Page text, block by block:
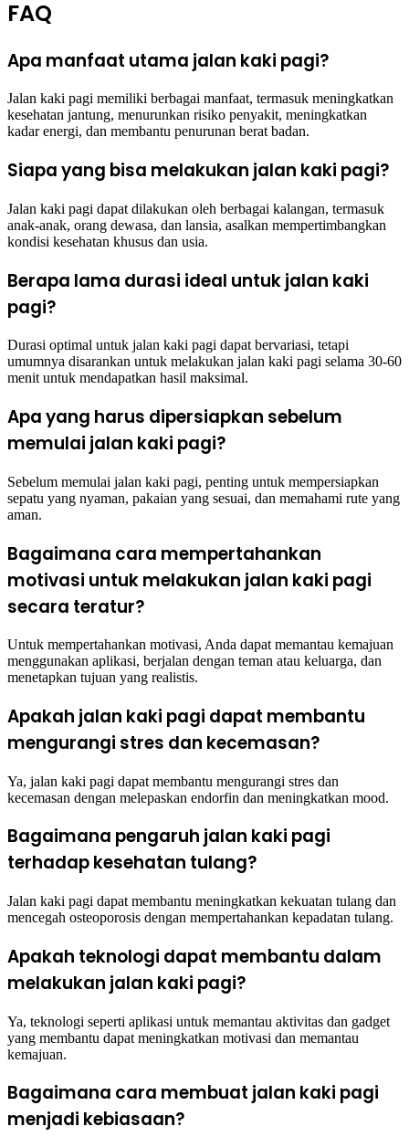
FAQ
Apa manfaat utama jalan kaki pagi?
Jalan kaki pagi memiliki berbagai manfaat, termasuk meningkatkan
kesehatan jantung, menurunkan risiko penyakit, meningkatkan
kadar energi, dan membantu penurunan berat badan.
Siapa yang bisa melakukan jalan kaki pagi?
Jalan kaki pagi dapat dilakukan oleh berbagai kalangan, termasuk
anak-anak, orang dewasa, dan lansia, asalkan mempertimbangkan
kondisi kesehatan khusus dan usia.
Berapa lama durasi ideal untuk jalan kaki
pagi?
Durasi optimal untuk jalan kaki pagi dapat bervariasi, tetapi
umumnya disarankan untuk melakukan jalan kaki pagi selama 30-60
menit untuk mendapatkan hasil maksimal.
Apa yang harus dipersiapkan sebelum
memulai jalan kaki pagi?
Sebelum memulai jalan kaki pagi, penting untuk mempersiapkan
sepatu yang nyaman, pakaian yang sesuai, dan memahami rute yang
aman.
Bagaimana cara mempertahankan
motivasi untuk melakukan jalan kaki pagi
secara teratur?
Untuk mempertahankan motivasi, Anda dapat memantau kemajuan
menggunakan aplikasi, berjalan dengan teman atau keluarga, dan
menetapkan tujuan yang realistis.
Apakah jalan kaki pagi dapat membantu
mengurangi stres dan kecemasan?
Ya, jalan kaki pagi dapat membantu mengurangi stres dan
kecemasan dengan melepaskan endorfin dan meningkatkan mood.
Bagaimana pengaruh jalan kaki pagi
terhadap kesehatan tulang?
Jalan kaki pagi dapat membantu meningkatkan kekuatan tulang dan
mencegah osteoporosis dengan mempertahankan kepadatan tulang.
Apakah teknologi dapat membantu dalam
melakukan jalan kaki pagi?
Ya, teknologi seperti aplikasi untuk memantau aktivitas dan gadget
yang membantu dapat meningkatkan motivasi dan memantau
kemajuan.
Bagaimana cara membuat jalan kaki pagi
menjadi kebiasaan?